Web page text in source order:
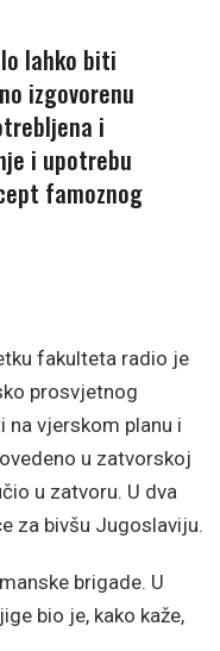
lahko biti
izgovorenu
i
i upotrebu
famoznog
fakulteta radio je
prosvjetnog
na vjerskom planu i
u zatvorskoj
u zatvoru. U dva
za bivšu Jugoslaviju.
brigade. U
bio je, kako kaže,